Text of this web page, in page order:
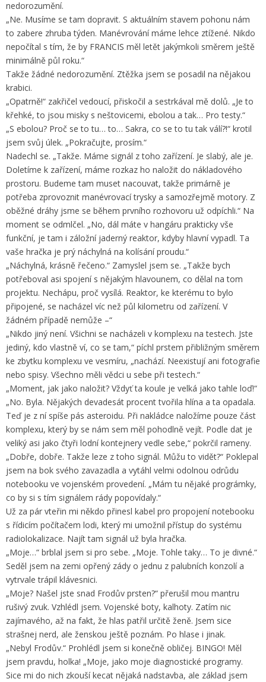
nedorozumění.
„Ne. Musíme se tam dopravit. S aktuálním stavem pohonu nám
to zabere zhruba týden. Manévrování máme lehce ztížené. Nikdo
nepočítal s tím, že by FRANCIS měl letět jakýmkoli směrem ještě
minimálně půl roku.“
Takže žádné nedorozumění. Ztěžka jsem se posadil na nějakou
krabici.
„Opatrně!“ zakřičel vedoucí, přiskočil a sestrkával mě dolů. „Je to
křehké, to jsou misky s neštovicemi, ebolou a tak… Pro testy.“
„S ebolou? Proč se to tu… to… Sakra, co se to tu tak válí?!“ krotil
jsem svůj úlek. „Pokračujte, prosím.“
Nadechl se. „Takže. Máme signál z toho zařízení. Je slabý, ale je.
Doletíme k zařízení, máme rozkaz ho naložit do nákladového
prostoru. Budeme tam muset nacouvat, takže primárně je
potřeba zprovoznit manévrovací trysky a samozřejmě motory. Z
oběžné dráhy jsme se během prvního rozhovoru už odpíchli.“ Na
moment se odmlčel. „No, dál máte v hangáru prakticky vše
funkční, je tam i záložní jaderný reaktor, kdyby hlavní vypadl. Ta
vaše hračka je prý náchylná na kolísání proudu.“
„Náchylná, krásně řečeno.“ Zamyslel jsem se. „Takže bych
potřeboval asi spojení s nějakým hlavounem, co dělal na tom
projektu. Nechápu, proč vysílá. Reaktor, ke kterému to bylo
připojené, se nacházel víc než půl kilometru od zařízení. V
žádném případě nemůže –“
„Nikdo jiný není. Všichni se nacházeli v komplexu na testech. Jste
jediný, kdo vlastně ví, co se tam,“ píchl prstem přibližným směrem
ke zbytku komplexu ve vesmíru, „nachází. Neexistují ani fotografie
nebo spisy. Všechno měli vědci u sebe při testech.“
„Moment, jak jako naložit? Vždyť ta koule je velká jako tahle loď!“
„No. Byla. Nějakých devadesát procent tvořila hlína a ta opadala.
Teď je z ní spíše pás asteroidu. Při nakládce naložíme pouze část
komplexu, který by se nám sem měl pohodlně vejít. Podle dat je
veliký asi jako čtyři lodní kontejnery vedle sebe,“ pokrčil rameny.
„Dobře, dobře. Takže leze z toho signál. Můžu to vidět?“ Poklepal
jsem na bok svého zavazadla a vytáhl velmi odolnou odrůdu
notebooku ve vojenském provedení. „Mám tu nějaké prográmky,
co by si s tím signálem rády popovídaly.“
Už za pár vteřin mi někdo přinesl kabel pro propojení notebooku
s řídicím počítačem lodi, který mi umožnil přístup do systému
radiolokalizace. Najít tam signál už byla hračka.
„Moje…“ brblal jsem si pro sebe. „Moje. Tohle taky… To je divné.“
Seděl jsem na zemi opřený zády o jednu z palubních konzolí a
vytrvale trápil klávesnici.
„Moje? Našel jste snad Frodův prsten?“ přerušil mou mantru
rušivý zvuk. Vzhlédl jsem. Vojenské boty, kalhoty. Zatím nic
zajímavého, až na fakt, že hlas patřil určitě ženě. Jsem sice
strašnej nerd, ale ženskou ještě poznám. Po hlase i jinak.
„Nebyl Frodův.“ Prohlédl jsem si konečně obličej. BINGO! Měl
jsem pravdu, holka! „Moje, jako moje diagnostické programy.
Sice mi do nich zkouší kecat nějaká nadstavba, ale základ jsem